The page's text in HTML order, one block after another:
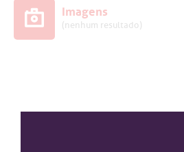
Imagens
(nenhum resultado)